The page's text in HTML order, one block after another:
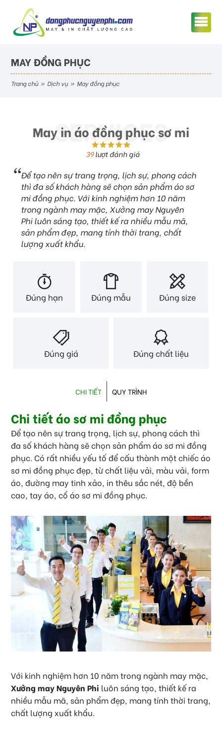
MAY ĐỒNG PHỤC
trang chủ » dịch vụ » may đồng phục
May in áo đồng phục sơ mi
39lượt đánh giá
Để tạo nên sự trang trọng, lịch sự, phong cách
thì đa số khách hàng sẽ chọn sản phẩm áo sơ
mi đồng phục. Với kinh nghiệm hơn 10 năm
trong ngành may mặc, Xưởng may Nguyên
Phi luôn sáng tạo, thiết kế ra nhiều mẫu mã,
sản phẩm đẹp, mang tính thời trang, chất
lượng xuất khẩu.
Đúng hạn Đúng mẫu Đúng size
Đúng giá Đúng chất liệu
CHI TIẾT QUY TRÌNH
Chi tiết áo sơ mi đồng phục
Để tạo nên sự trang trọng, lịch sự, phong cách thì
đa số khách hàng sẽ chọn sản phẩm áo sơ mi đồng
phục. Có rất nhiều yếu tố để cấu thành một chiếc áo
sơ mi đồng phục đẹp, từ chất liệu vải, màu vải, form
áo, đường may tinh xảo, in thêu sắc nét, độ bền
cao, tay áo, cổ áo sơ mi đồng phục.
Với kinh nghiệm hơn 10 năm trong ngành may mặc,
Xưởng may Nguyên Phi luôn sáng tạo, thiết kế ra
nhiều mẫu mã, sản phẩm đẹp, mang tính thời trang,
chất lượng xuất khẩu.